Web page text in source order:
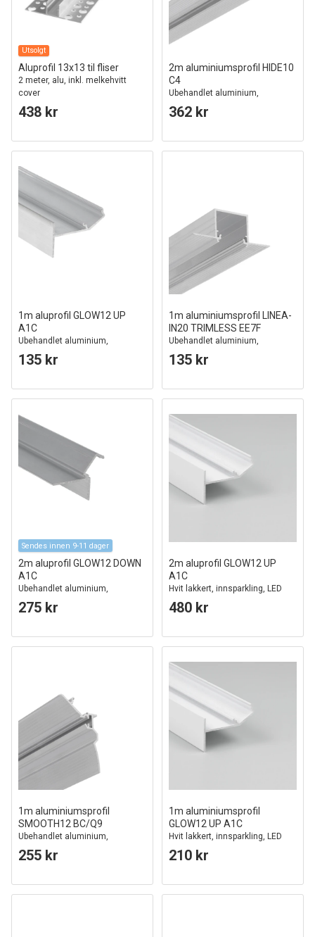
Utsolgt
Aluprofil 13x13 til fliser
2 meter, alu, inkl. melkehvitt
cover
438 kr
2m aluminiumsprofil HIDE10
C4
Ubehandlet aluminium,
innsparkling, LED skinne
362 kr
1m aluprofil GLOW12 UP
A1C
Ubehandlet aluminium,
innsparkling, LED skinne
135 kr
1m aluminiumsprofil LINEA-
IN20 TRIMLESS EE7F
Ubehandlet aluminium,
innsparkling, LED-skinne
135 kr
Sendes innen 9-11 dager
2m aluprofil GLOW12 DOWN
A1C
Ubehandlet aluminium,
innsparkling, LED-skinne
275 kr
2m aluprofil GLOW12 UP
A1C
Hvit lakkert, innsparkling, LED
skinne
480 kr
1m aluminiumsprofil
SMOOTH12 BC/Q9
Ubehandlet aluminium,
innfelling, LED skinne
255 kr
1m aluminiumsprofil
GLOW12 UP A1C
Hvit lakkert, innsparkling, LED
skinne
210 kr